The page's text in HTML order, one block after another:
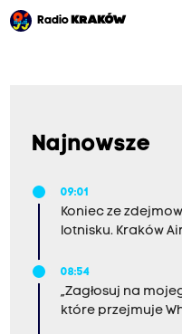
Radio KRAKÓW
Najnowsze
09:01
Koniec ze
lotnisku. Kraków
08:54
„Zagłosuj na
które przejmuje